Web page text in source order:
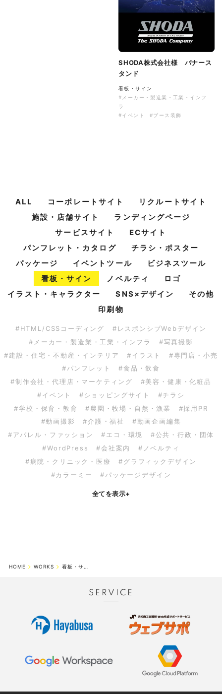
SHODA株式会社様 バナース
タンド
看板・サイン
#メーカー・製造業・工業・インフ
ラ
#イベント
#ブース装飾
ALL コーポレートサイト
リクルートサイト
施設・店舗サイト
ランディングページ
サービスサイト
ECサイト
パンフレット・カタログ
チラシ・ポスター
パッケージ
イベントツール
ビジネスツール
看板・サイン
ノベルティ
ロゴ
イラスト・キャラクター
SNS×デザイン
その他
印刷物
#HTML/CSSコーディング
#レスポンシブWebデザイン
#メーカー・製造業・工業・インフラ
#写真撮影
#建設・住宅・不動産・インテリア
#イラスト
#専門店・小売
#パンフレット
#食品・飲食
#制作会社・代理店・マーケティング
#美容・健康・化粧品
#イベント
#ショッピングサイト
#チラシ
#学校・保育・教育
#農園・牧場・自然・漁業
#採用PR
#動画撮影
#介護・福祉
#動画企画編集
#アパレル・ファッション
#エコ・環境
#公共・行政・団体
#WordPress
#会社案内
#ノベルティ
#病院・クリニック・医療
#グラフィックデザイン
#カラーミー
#パッケージデザイン
全てを表示+
HOME WORKS 看板・サイン
SERVICE